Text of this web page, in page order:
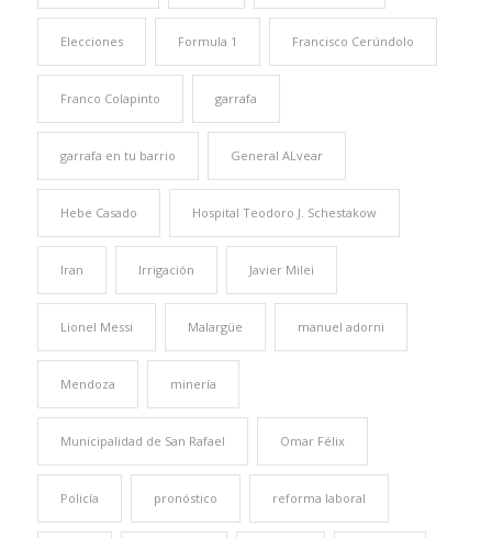
Elecciones Formula 1 Francisco Cerúndolo
Franco Colapinto garrafa
garrafa en tu barrio General ALvear
Hebe Casado Hospital Teodoro J. Schestakow
Iran Irrigación Javier Milei
Lionel Messi Malargüe manuel adorni
Mendoza minería
Municipalidad de San Rafael Omar Félix
Policía pronóstico reforma laboral